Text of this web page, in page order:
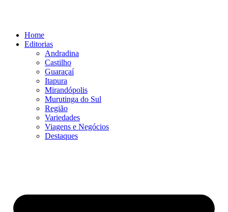
conteúdoHome
Editorias
Andradina
Castilho
Guaraçaí
Itapura
Mirandópolis
Murutinga do Sul
Região
Variedades
Viagens e Negócios
Destaques